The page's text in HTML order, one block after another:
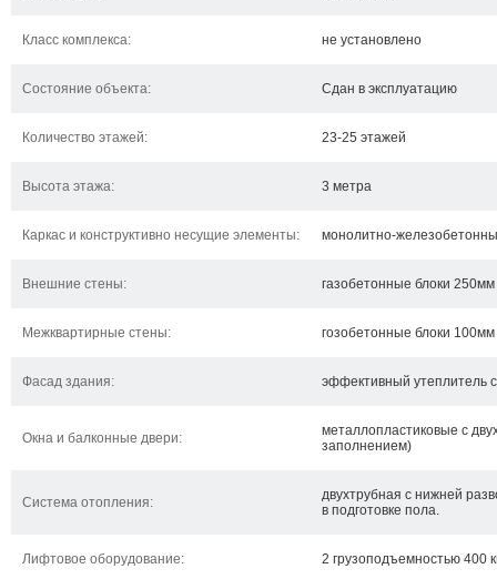
Класс комплекса: не установлено
Состояние объекта: Сдан в эксплуатацию
Количество этажей: 23-25 этажей
Высота этажа: 3 метра
Каркас и конструктивно несущие элементы: монолитно-
Внешние стены: газобетонные блоки 250мм
Межквартирные стены: гозобетонные блоки 100мм
Фасад здания: эффективный утеплитель
Окна и балконные двери:
металлопластиковые с
заполнением)
Система отопления:
двухтрубная с нижней
в подготовке пола.
Лифтовое оборудование: 2 грузоподъемностью 400